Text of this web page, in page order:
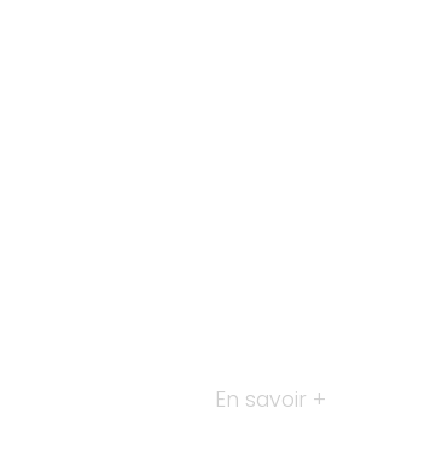
En savoir +